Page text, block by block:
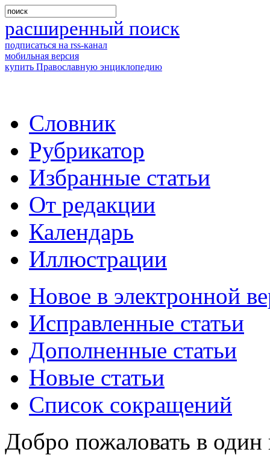
расширенный поиск
подписаться на rss-канал
мобильная версия
купить Православную энциклопедию
Словник
Рубрикатор
Избранные статьи
От редакции
Календарь
Иллюстрации
Новое в электронной
Исправленные статьи
Дополненные статьи
Новые статьи
Список сокращений
Добро пожаловать в